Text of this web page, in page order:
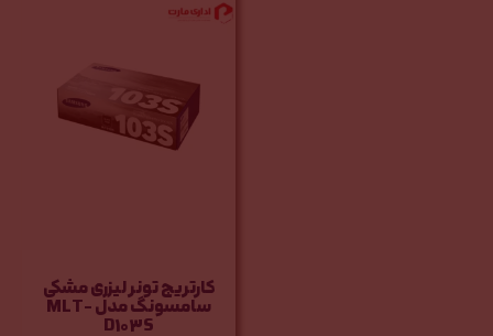
کارتریج تونر لیزری مشکی
سامسونگ مدل MLT-
D103S